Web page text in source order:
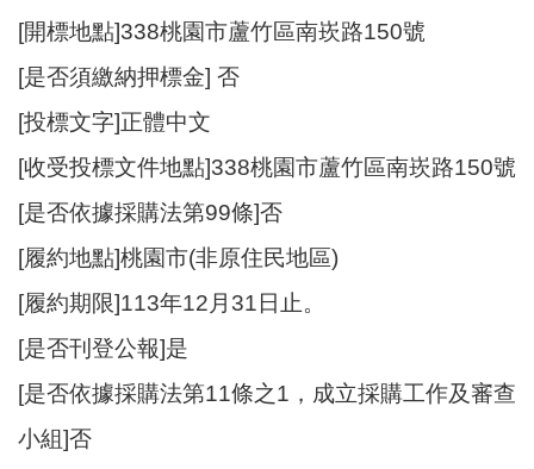
[開標地點]338桃園市蘆竹區南崁路150號
[是否須繳納押標金] 否
[投標文字]正體中文
[收受投標文件地點]338桃園市蘆竹區南崁路150號
[是否依據採購法第99條]否
[履約地點]桃園市(非原住民地區)
[履約期限]113年12月31日止。
[是否刊登公報]是
[是否依據採購法第11條之1，成立採購工作及審查
小組]否